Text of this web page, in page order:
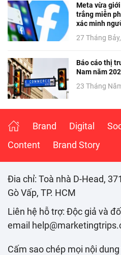
Meta vừa
trắng miễn
xác minh
27 Tháng
Báo cáo thị
Nam năm
23 Tháng
Brand Digital
Content
Brand Story
Đia chỉ: Toà nhà D-Head,
Gò Vấp, TP. HCM
Liên hệ hỗ trợ: Độc giả và
email
Cấm sao chép mọi nội